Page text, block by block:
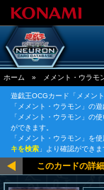
ホーム » メメント・ウラモ
遊戯王OCGカード「メメン
「メメント・ウラモン」の
「メメント・ウラモン」の
ができます。
「メメント・ウラモン」を
キを検索 」より確認ができま